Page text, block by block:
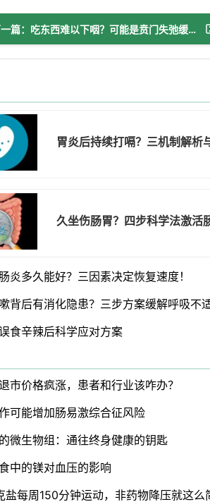
下一篇：吃东西难以下咽？可能是贲门失弛缓症在搞鬼
胃炎后持续打嗝？三机制解析
久坐伤肠胃？四步科学法激活
炎多久能好？三因素决定恢复速度！
背后有消化隐患？三步方案缓解呼吸不
食辛辣后科学应对方案
市价格疯涨，患者和行业该咋办？
可能增加肠易激综合征风险
微生物组：通往终身健康的钥匙
中的镁对血压的影响
盐每周150分钟运动，非药物降压就这么